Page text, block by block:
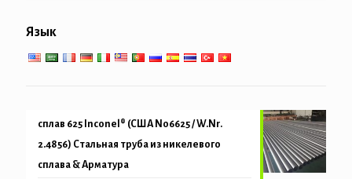
Механическая и точность трубка
Язык
сплав 625 Inconel® (США N06625 / W.Nr.
2.4856) Стальная труба из никелевого
сплава & Арматура